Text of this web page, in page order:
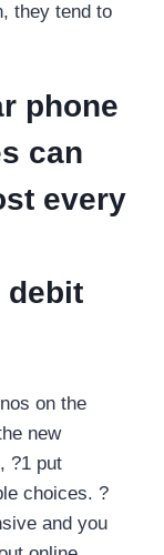
they tend to
phone
can
every
debit
on the
new
?1 put
choices. ?
and you